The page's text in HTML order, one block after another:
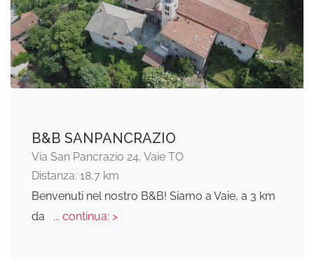
B&B SANPANCRAZIO
Via San Pancrazio 24, Vaie TO
Distanza: 18,7 km
Benvenuti nel nostro B&B! Siamo a Vaie, a 3 km
da
... continua: >